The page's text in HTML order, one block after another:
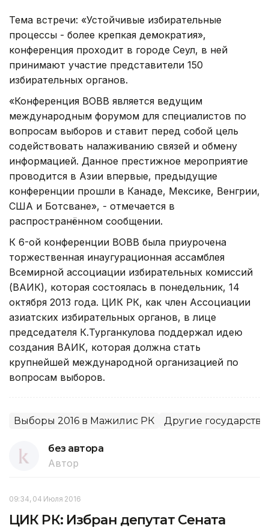
Тема встречи: «Устойчивые избирательные
процессы - более крепкая демократия»,
конференция проходит в городе Сеул, в ней
принимают участие представители 150
избирательных органов.
«Конференция ВОВВ является ведущим
международным форумом для специалистов по
вопросам выборов и ставит перед собой цель
содействовать налаживанию связей и обмену
информацией. Данное престижное мероприятие
проводится в Азии впервые, предыдущие
конференции прошли в Канаде, Мексике, Венгрии,
США и Ботсване», - отмечается в
распространённом сообщении.
К 6-ой конференции ВОВВ была приурочена
торжественная инаугурационная ассамблея
Всемирной ассоциации избирательных комиссий
(ВАИК), которая состоялась в понедельник, 14
октября 2013 года. ЦИК РК, как член Ассоциации
азиатских избирательных органов, в лице
председателя К.Турганкулова поддержал идею
создания ВАИК, которая должна стать
крупнейшей международной организацией по
вопросам выборов.
Выборы 2016 в Мажилис РК Другие
без автора
Автор
09:34, 04 Июля 2016
ЦИК РК: Избран депутат Сената